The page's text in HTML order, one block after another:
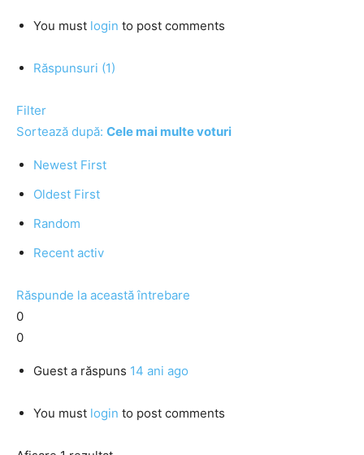
You must login to post comments
Răspunsuri (1)
Filter
Sortează după: Cele mai multe voturi
Newest First
Oldest First
Random
Recent activ
Răspunde la această întrebare
0
0
Guest a răspuns 14 ani ago
You must login to post comments